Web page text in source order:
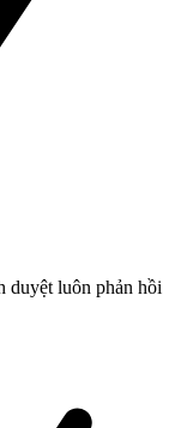
duyệt luôn phản hồi